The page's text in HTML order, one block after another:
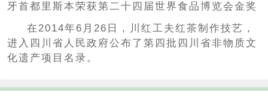
牙首都里斯本荣获第二十四届世界食品博览会金奖
在2014年6月26日，川红工夫红茶制作技艺，
进入四川省人民政府公布了第四批四川省非物质文
化遗产项目名录。